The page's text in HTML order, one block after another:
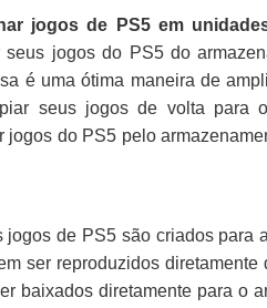
jogos de PS5 em
seus jogos do PS5 do
é uma ótima maneira de
seus jogos de volta para
jogos do PS5 pelo
jogos de PS5 são criados para
ser reproduzidos
baixados diretamente para o